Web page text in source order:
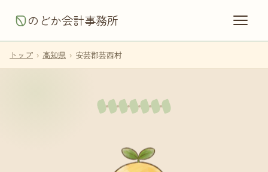
のどか会計事務所
トップ › 高知県 › 安芸郡芸西村